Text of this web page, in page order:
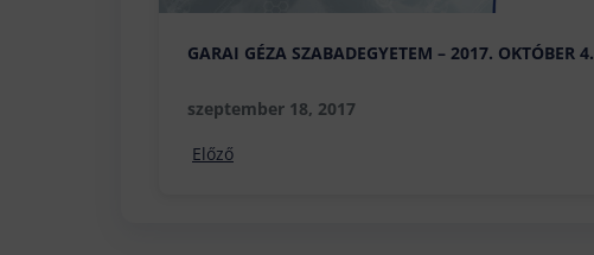
GARAI GÉZA SZABADEGYETEM – 2017. OKTÓBER 4.
szeptember 18, 2017
Előző